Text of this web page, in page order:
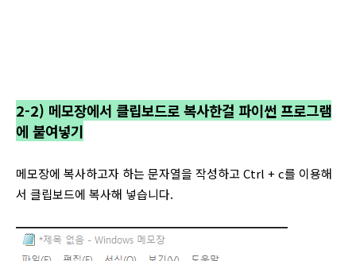
2-2) 메모장에서 클립보드로 복사한걸 파이썬 프로그램
에 붙여넣기
메모장에 복사하고자 하는 문자열을 작성하고 Ctrl + c를 이용해
서 클립보드에 복사해 넣습니다.